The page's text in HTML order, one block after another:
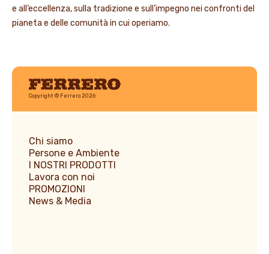
e all’eccellenza, sulla tradizione e sull’impegno nei confronti del
pianeta e delle comunità in cui operiamo.
Ferrero
Copyright © Ferrero 2026
Chi siamo
Persone e Ambiente
I NOSTRI PRODOTTI
Lavora con noi
PROMOZIONI
News & Media